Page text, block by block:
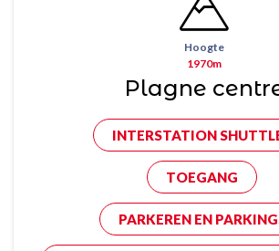
Hoogte
1970m
Plagne
INTERSTATION
TOEGANG
PARKEREN EN